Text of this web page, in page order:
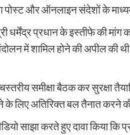
पोस्ट और ऑनलाइन संदेशों के
धर्मेंद्र प्रधान के इस्तीफे की
में शामिल होने की अपील की
समीक्षा बैठक कर सुरक्षा
लिए अतिरिक्त बल तैनात करने
साझा करते हुए दावा किया कि